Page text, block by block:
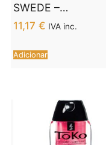
SWEDE –
LUBRIFICANTE
ORIGINAL MULHER
SENSÍVEL 60 ML
11,17 € IVA inc.
Adicionar